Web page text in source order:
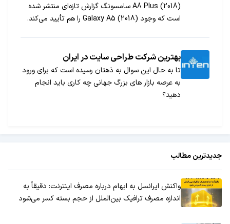
(A8 Plus (2018 سامسونگ گزارش تازه‌ای منتشر شده
است که وجود (Galaxy A5 (2018 را هم تأیید می‌کند.
بهترین شرکت طراحی سایت در ایران
تا به حال این سوال به ذهتان رسیده است که برای ورود
به عرصه بازار های بزرگ جهانی چه کاری باید انجام
دهید؟
جدیدترین مطالب
واکنش ایرانسل به ابهام درباره مصرف اینترنت: دقیقاً به
اندازه مصرف ترافیک بین‌الملل از حجم بسته کسر می‌شود